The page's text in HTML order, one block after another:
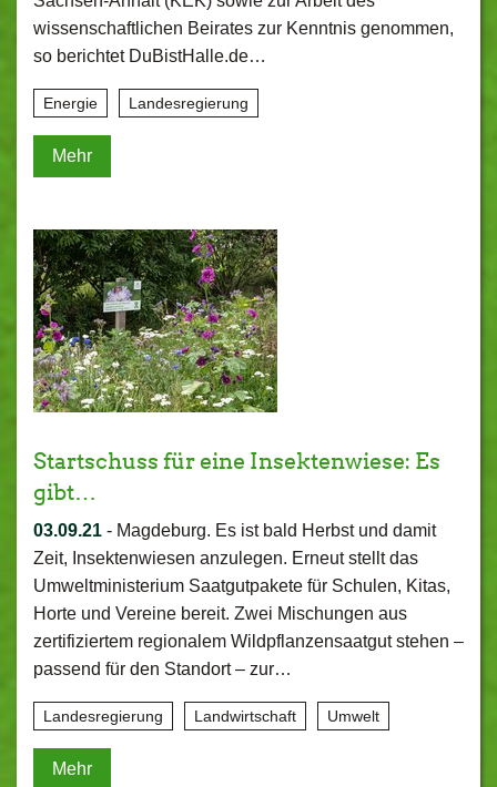
wissenschaftlichen Beirates zur Kenntnis genommen,
so berichtet DuBistHalle.de…
Energie Landesregierung
Mehr
Startschuss für eine Insektenwiese: Es
gibt…
03.09.21 - Magdeburg. Es ist bald Herbst und damit
Zeit, Insektenwiesen anzulegen. Erneut stellt das
Umweltministerium Saatgutpakete für Schulen, Kitas,
Horte und Vereine bereit. Zwei Mischungen aus
zertifiziertem regionalem Wildpflanzensaatgut stehen –
passend für den Standort – zur…
Landesregierung Landwirtschaft Umwelt
Mehr